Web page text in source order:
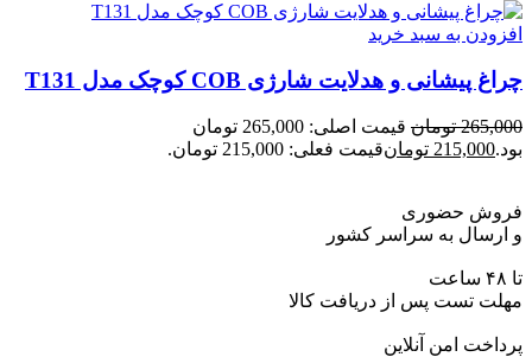
افزودن به سبد خرید
چراغ پیشانی و هدلایت شارژی COB کوچک مدل T131
265,000 تومان
قیمت اصلی: 265,000 تومان
بود.215,000 تومانقیمت فعلی: 215,000 تومان.
فروش حضوری
و ارسال به سراسر کشور
تا ۴۸ ساعت
مهلت تست پس از دریافت کالا
پرداخت امن آنلاین